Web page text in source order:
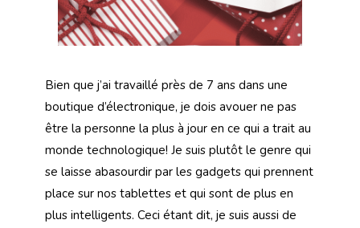
Bien que j’ai travaillé près de 7 ans dans une
boutique d’électronique, je dois avouer ne pas
être la personne la plus à jour en ce qui a trait au
monde technologique! Je suis plutôt le genre qui
se laisse abasourdir par les gadgets qui prennent
place sur nos tablettes et qui sont de plus en
plus intelligents. Ceci étant dit, je suis aussi de